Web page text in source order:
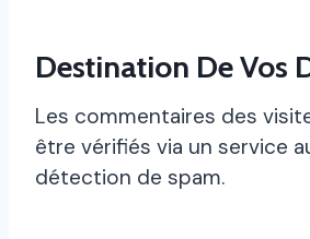
Destination De Vos
Les commentaires des
être vérifiés via un service
détection de spam.